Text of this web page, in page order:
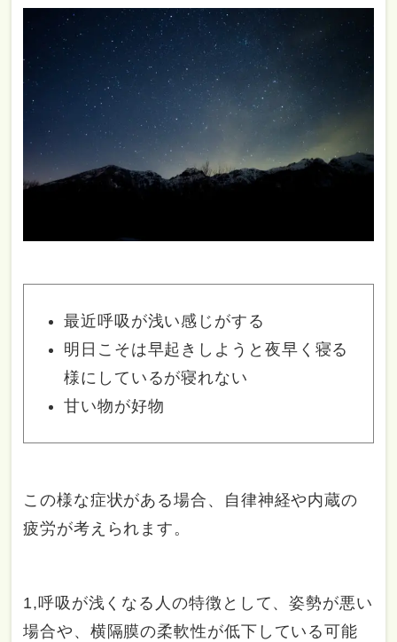
最近呼吸が浅い感じがする
明日こそは早起きしようと夜早く寝る
様にしているが寝れない
甘い物が好物
この様な症状がある場合、自律神経や内蔵の
疲労が考えられます。
1,呼吸が浅くなる人の特徴として、姿勢が悪い
場合や、横隔膜の柔軟性が低下している可能